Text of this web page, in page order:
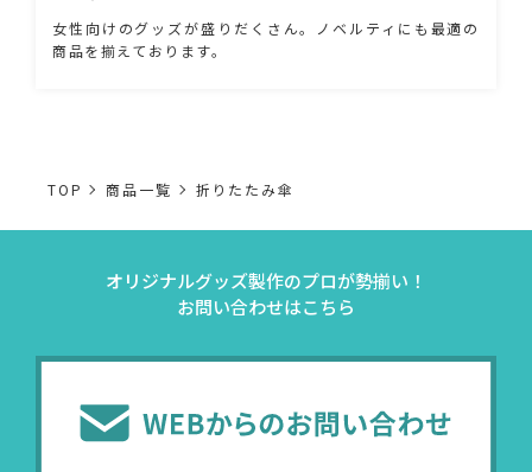
女性向けのグッズが盛りだくさん。ノベルティにも最適の
商品を揃えております。
TOP 商品一覧 折りたたみ傘
オリジナルグッズ製作のプロが勢揃い！
お問い合わせはこちら